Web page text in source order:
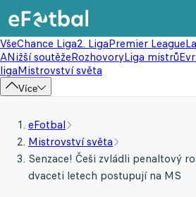
VšeChance Liga2. LigaPremier League
ANižší soutěžeRozhovoryLiga mistrů
ligaMistrovství světa
Více
eFotbal
Mistrovství světa
Senzace! Češi zvládli penaltový
dvaceti letech postupují na MS